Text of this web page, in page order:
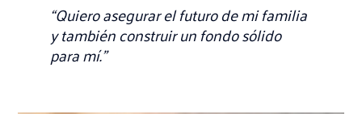
“Quiero asegurar el futuro de mi familia
y también construir un fondo sólido
para mí.”